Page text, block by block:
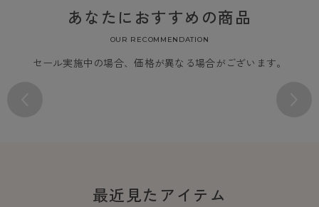
あなたにおすすめの商品
OUR RECOMMENDATION
セール実施中の場合、価格が異なる場合がございます。
最近見たアイテム